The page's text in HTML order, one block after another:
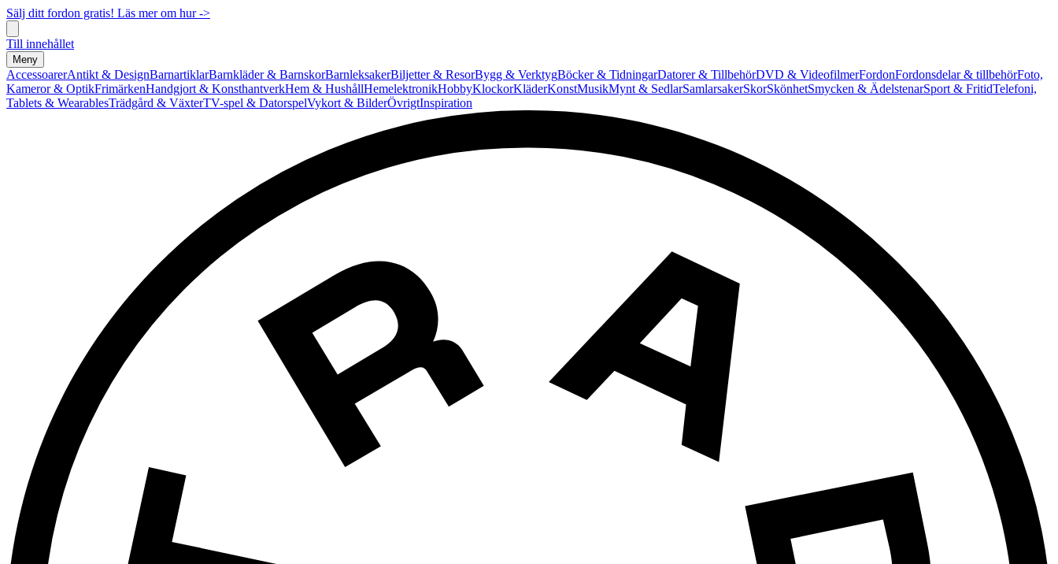
Sälj ditt fordon gratis! Läs mer om hur ->
Till innehållet
Meny
AccessoarerAntikt & DesignBarnartiklarBarnkläder & BarnskorBarnleksakerBiljetter & ResorBygg & VerktygBöcker & TidningarDatorer & TillbehörDVD & VideofilmerFordonFordonsdelar & tillbehörFoto,
Kameror & OptikFrimärkenHandgjort & KonsthantverkHem & HushållHemelektronikHobbyKlockorKläderKonstMusikMynt & SedlarSamlarsakerSkorSkönhetSmycken & ÄdelstenarSport & FritidTelefoni,
Tablets & WearablesTrädgård & VäxterTV-spel & DatorspelVykort & BilderÖvrigtInspiration